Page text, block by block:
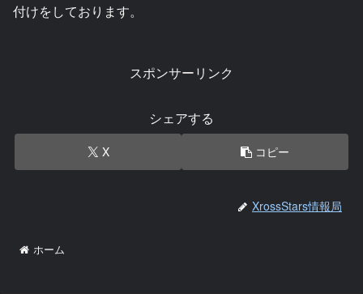
付けをしております。
スポンサーリンク
シェアする
X コピー
XrossStars情報局
ホーム